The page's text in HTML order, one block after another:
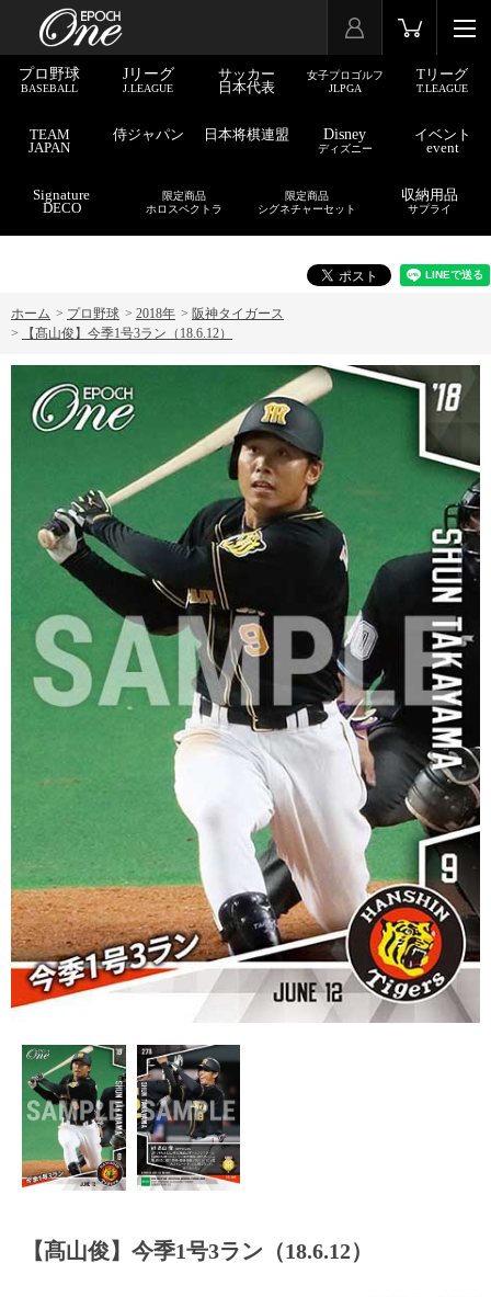
プロ野球
BASEBALL
Jリーグ
J.LEAGUE
サッカー
日本代表
女子プロゴルフ
JLPGA
Tリーグ
T.LEAGUE
TEAM
JAPAN
侍ジャパン 日本将棋連盟 Disney
ディズニー
イベント
event
Signature
DECO
限定商品
ホロスペクトラ
限定商品
シグネチャーセット
収納用品
サプライ
ホーム > プロ野球 > 2018年 > 阪神タイガース
>
【髙山俊】今季1号3ラン（18.6.12）
【髙山俊】今季1号3ラン（18.6.12）